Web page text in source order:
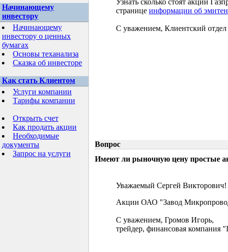
Начинающему
инвестору
Начинающему
инвестору о ценных
бумагах
Основы теханализа
Сказка об инвесторе
Как стать Клиентом
Услуги компании
Тарифы компании
Открыть счет
Как продать акции
Необходимые
документы
Запрос на услуги
Узнать сколько стоят акции
странице информации об
С уважением, Клиентский
Вопрос
Имеют ли рыночную цену простые
Уважаемый Сергей Викторович!
Акции ОАО "Завод
С уважением, Громов Игорь,
трейдер, финансовая компания